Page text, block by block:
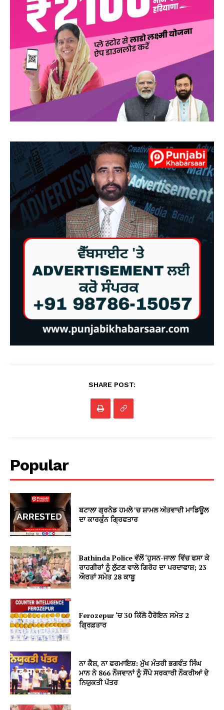
SHARE POST:
Popular
ਬਟਾਲਾ ਗ੍ਰਨੇਡ ਹਮਲੇ ’ਚ ਸ਼ਾਮਲ ਅੱਤਵਾਦੀ ਮਾਡਿਊਲ
ਦਾ ਕਾਰਕੁੰਨ ਗ੍ਰਿਫਤਾਰ
Bathinda Police ਵੱਲੋਂ ‘ਹੁਸਨ-ਜਾਲ’ ਵਿੱਚ ਫਸਾ ਕੇ
ਰਾਹਗੀਰਾਂ ਨੂੰ ਲੁੱਟਣ ਵਾਲੇ ਗਿਰੋਹ ਦਾ ਪਰਦਾਫਾਸ਼; 23
ਔਰਤਾਂ ਸਮੇਤ 28 ਕਾਬੂ
Ferozepur ‘ਚ 30 ਕਿੱਲੋ ਹੈਰੋਇਨ ਸਮੇਤ 2
ਗ੍ਰਿਫ਼ਤਾਰ
ਨਾ ਕੈਸ਼, ਨਾ ਫਰਮਾਇਸ਼: ਮੁੱਖ ਮੰਤਰੀ ਭਗਵੰਤ ਸਿੰਘ
ਮਾਨ ਨੇ 866 ਨੌਜਵਾਨਾਂ ਨੂੰ ਸੌਂਪੇ ਸਰਕਾਰੀ ਨੌਕਰੀਆਂ ਦੇ
ਨਿਯੁਕਤੀ ਪੱਤਰ